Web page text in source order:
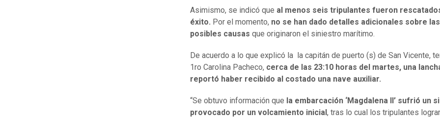
Asimismo, se indicó que al menos seis tripulantes fueron
éxito. Por el momento, no se han dado detalles adicionales sobre las
posibles causas que originaron el siniestro marítimo.
De acuerdo a lo que explicó la la capitán de puerto (s) de San Vicente,
1ro Carolina Pacheco, cerca de las 23:10 horas del martes, una
reportó haber recibido al costado una nave auxiliar.
“Se obtuvo información que la embarcación ‘Magdalena II’ sufrió un
provocado por un volcamiento inicial , tras lo cual los tripulantes